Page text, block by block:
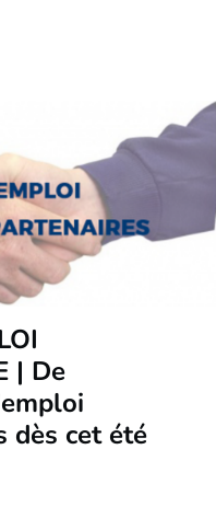
| De
dès cet été